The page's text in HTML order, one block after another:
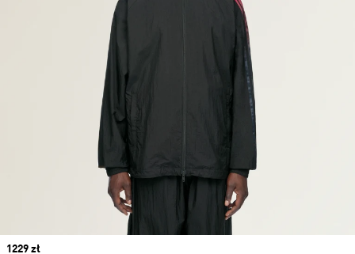
Price
1229 zł